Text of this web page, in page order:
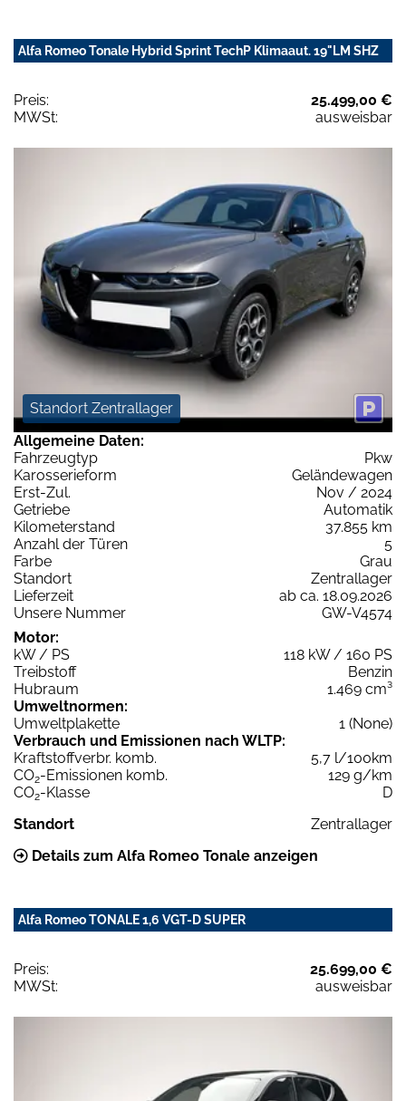
Alfa Romeo Tonale Hybrid Sprint TechP Klimaaut. 19"LM SHZ
Preis:
25.499,00 €
MWSt:
ausweisbar
Standort Zentrallager
Allgemeine Daten:
Fahrzeugtyp
Pkw
Karosserieform
Geländewagen
Erst-Zul.
Nov / 2024
Getriebe
Automatik
Kilometerstand
37.855 km
Anzahl der Türen
5
Farbe
Grau
Standort
Zentrallager
Lieferzeit
ab ca. 18.09.2026
Unsere Nummer
GW-V4574
Motor:
kW / PS
118 kW / 160 PS
Treibstoff
Benzin
Hubraum
1.469 cm³
Umweltnormen:
Umweltplakette
1 (None)
Verbrauch und Emissionen nach WLTP:
Kraftstoffverbr. komb.
5,7 l/100km
CO2-Emissionen komb.
129 g/km
CO2-Klasse
D
Standort
Zentrallager
Details zum Alfa Romeo Tonale anzeigen
Alfa Romeo TONALE 1,6 VGT-D SUPER
Preis:
25.699,00 €
MWSt:
ausweisbar